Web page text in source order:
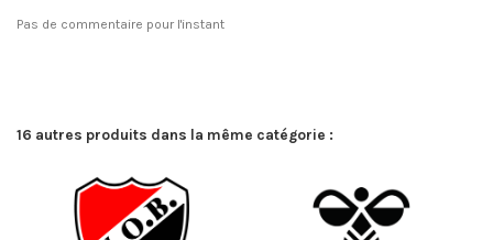
Pas de commentaire pour l'instant
16 autres produits dans la même catégorie :